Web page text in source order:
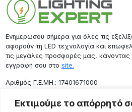
Εκτιμούμε το απόρρητό
Ενημερώσου σήμερα για όλες τις
αφορούν τη LED τεχνολογία και
τις μεγάλες προσφορές μας, κάνοντας
εγγραφή σου στο site.
Aριθμός Γ.Ε.ΜΗ.: 17401671000
Επικοινωνία